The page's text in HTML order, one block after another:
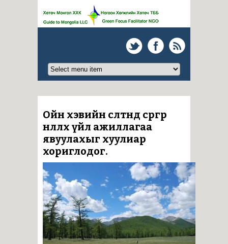
Ойн хэвийн өсөлтөнд сөргөөр
нөлөөлөх үйл ажиллагаа
явуулахыг хуулиар
хориглодог.